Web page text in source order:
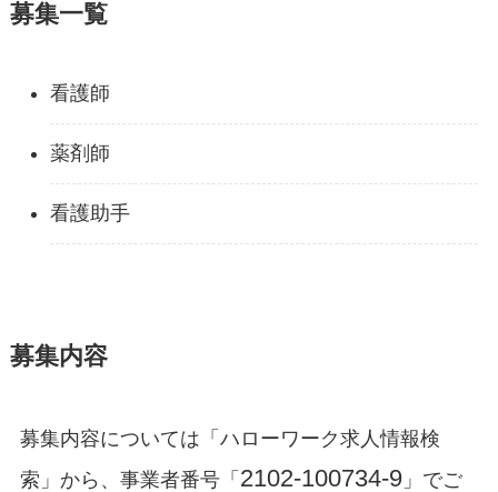
募集一覧
看護師
薬剤師
看護助手
募集内容
募集内容については「ハローワーク求人情報検
索」から、事業者番号「 2102-100734-9」でご